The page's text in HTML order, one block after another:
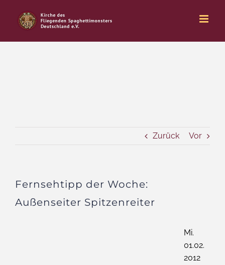
Inhalt
springen
Zurück Vor
Fernsehtipp der Woche:
Außenseiter Spitzenreiter
Mi.
01.02.
2012